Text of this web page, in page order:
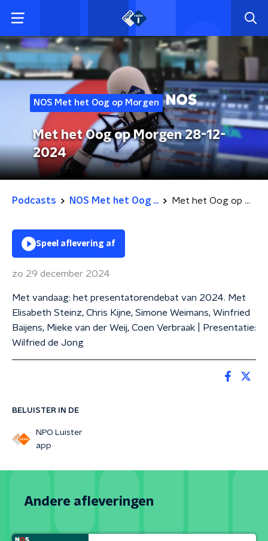
NOS Met het Oog op Morgen
Met het Oog op Morgen 28-12-
2024
Podcasts NOS Met het Oog ... Met het Oog op Morgen 28-12-2024
BELUISTER IN DE
NPO Luister
app
Speel aflevering af
zo 29 december 2024
Met vandaag: het presentatorendebat van 2024. Met
Elisabeth Steinz, Chris Kijne, Simone Weimans, Winfried
Baijens, Mieke van der Weij, Coen Verbraak | Presentatie:
Wilfried de Jong
Andere afleveringen